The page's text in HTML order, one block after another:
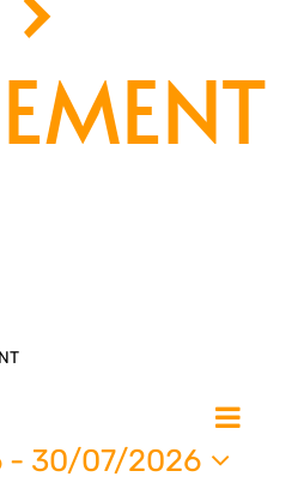
de
Liste
- 30/07/2026